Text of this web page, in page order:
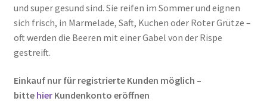
Warenkorb
Widerrufsbelehrung
Zahlungsarten
und super gesund sind. Sie reifen im Sommer und eignen
sich frisch, in Marmelade, Saft, Kuchen oder Roter Grütze –
oft werden die Beeren mit einer Gabel von der Rispe
gestreift.
Einkauf nur für registrierte Kunden möglich –
bitte hierKundenkonto eröffnen